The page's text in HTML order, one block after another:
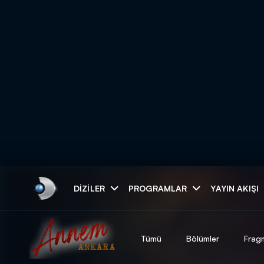
DIZILER PROGRAMLAR YAYIN AKIŞI
Tümü Bölümler